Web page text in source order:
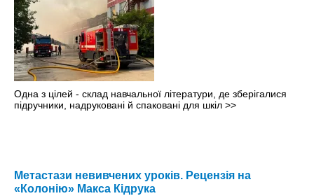
Одна з цілей - склад навчальної літератури, де зберігалися
підручники, надруковані й спаковані для шкіл >>
Метастази невивчених уроків. Рецензія на
«Колонію» Макса Кідрука